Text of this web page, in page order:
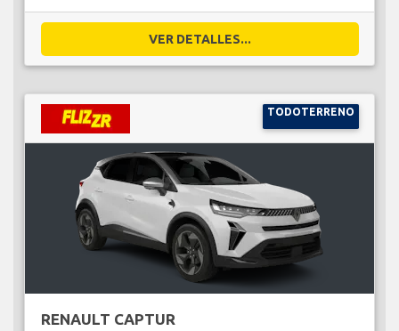
VER DETALLES...
TODOTERRENO
RENAULT CAPTUR